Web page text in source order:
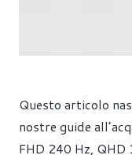
Questo articolo
nostre guide
FHD 240 Hz, QHD